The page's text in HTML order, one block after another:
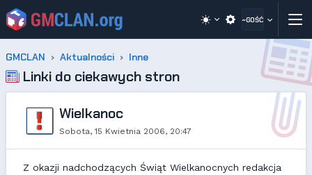
~GOŚĆ
GMCLAN Aktualności Inne
Linki do ciekawych stron
Wielkanoc
Sobota, 15 Kwietnia 2006, 20:47
Z okazji nadchodzących Świąt Wielkanocnych redakcja